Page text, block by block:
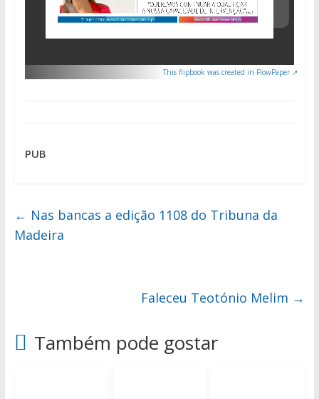
This flipbook was created in FlowPaper ↗
PUB
← Nas bancas a edição 1108 do Tribuna da
Madeira
Faleceu Teotónio Melim →
Também pode gostar